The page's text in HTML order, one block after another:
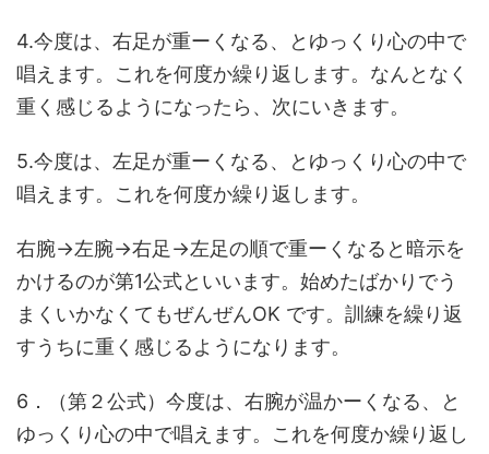
4.今度は、右足が重ーくなる、とゆっくり心の中で
唱えます。これを何度か繰り返します。なんとなく
重く感じるようになったら、次にいきます。
5.今度は、左足が重ーくなる、とゆっくり心の中で
唱えます。これを何度か繰り返します。
右腕→左腕→右足→左足の順で重ーくなると暗示を
かけるのが第1公式といいます。始めたばかりでう
まくいかなくてもぜんぜんOK です。訓練を繰り返
すうちに重く感じるようになります。
6．（第２公式）今度は、右腕が温かーくなる、と
ゆっくり心の中で唱えます。これを何度か繰り返し